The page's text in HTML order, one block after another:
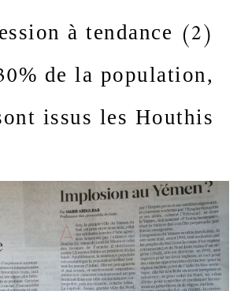
à tendance
de la population,
issus les Houthis.